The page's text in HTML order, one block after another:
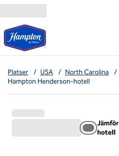
Gå vidare till innehållet
Platser / USA / North Carolina /
Hampton Henderson-hotell
Jämför
hotell